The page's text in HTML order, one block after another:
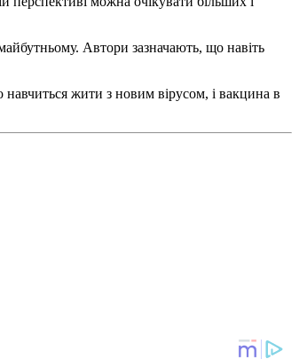
Автори зазначають, що навіть
навчиться жити з новим вірусом, і вакцина в